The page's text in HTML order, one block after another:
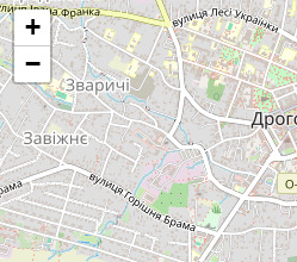
+
−